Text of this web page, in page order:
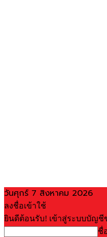
วันศุกร์ 7 สิงหาคม 2026
ลงชื่อเข้าใช้
ยินดีต้อนรับ! เข้าสู่ระบบบัญ
ชื่